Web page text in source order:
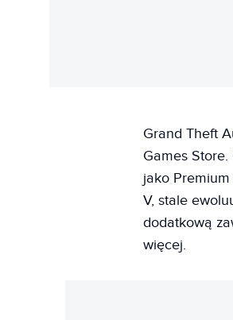
Grand Theft
Games
jako
V, stale
dodatkową
więcej.